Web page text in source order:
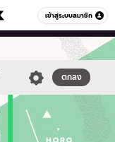
เข้าสู่ระบบสมาชิก
หมวดอื่นๆ
ตกลง